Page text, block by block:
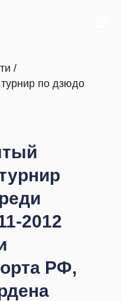
/
по дзюдо
2012
РФ,